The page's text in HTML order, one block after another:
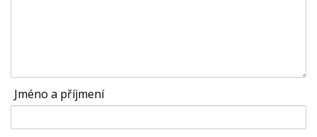
Jméno a příjmení